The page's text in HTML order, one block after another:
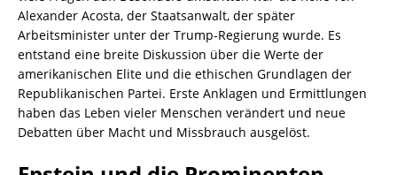
Alexander Acosta, der Staatsanwalt, der später
Arbeitsminister unter der Trump-Regierung wurde. Es
entstand eine breite Diskussion über die Werte der
amerikanischen Elite und die ethischen Grundlagen der
Republikanischen Partei. Erste Anklagen und Ermittlungen
haben das Leben vieler Menschen verändert und neue
Debatten über Macht und Missbrauch ausgelöst.